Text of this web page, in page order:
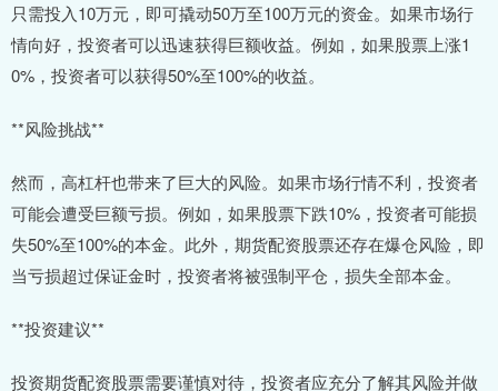
只需投入10万元，即可撬动50万至100万元的资金。如果市场行
情向好，投资者可以迅速获得巨额收益。例如，如果股票上涨1
0%，投资者可以获得50%至100%的收益。
**风险挑战**
然而，高杠杆也带来了巨大的风险。如果市场行情不利，投资者
可能会遭受巨额亏损。例如，如果股票下跌10%，投资者可能损
失50%至100%的本金。此外，期货配资股票还存在爆仓风险，即
当亏损超过保证金时，投资者将被强制平仓，损失全部本金。
**投资建议**
投资期货配资股票需要谨慎对待，投资者应充分了解其风险并做